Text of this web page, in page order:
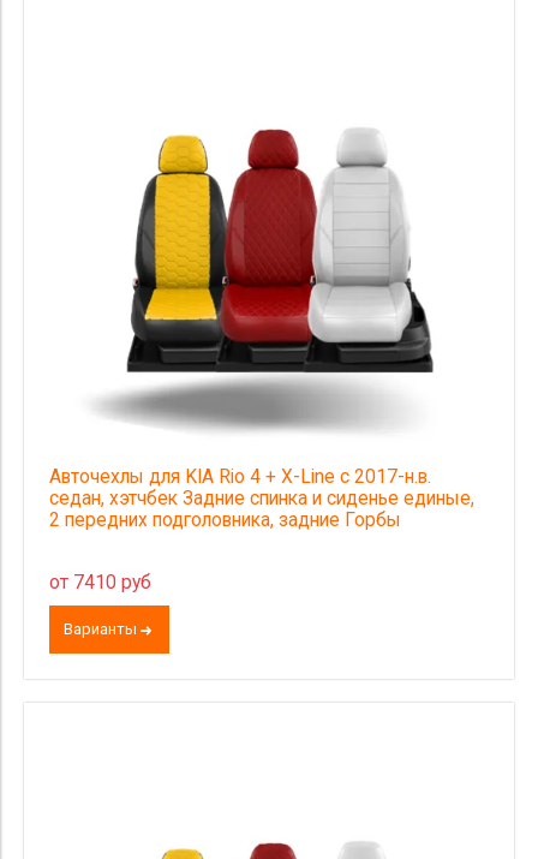
Авточехлы для KIA Rio 4 + X-Line с 2017-н.в.
седан, хэтчбек Задние спинка и сиденье единые,
2 передних подголовника, задние Горбы
от 7410 руб
Варианты